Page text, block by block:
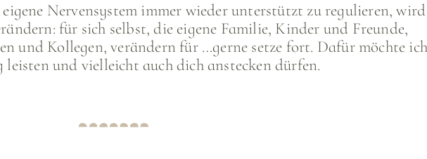
Krisen und Schockmomenten vor allem das kleine t, das
mit dir blicken mag: Prägungen der Vergangenheit, destruktive,
Hier und Jetzt wirken, Glaubenssätze, Kompensations- und
Überlebensstrategien.
Methoden in meinen Angeboten, da Trauma jedweder Art im
eigene Nervensystem immer wieder unterstützt zu regulieren, wird
für sich selbst, die eigene Familie, Kinder und Freunde,
und Kollegen, verändern für …gerne setze fort. Dafür möchte ich
leisten und vielleicht auch dich anstecken dürfen.